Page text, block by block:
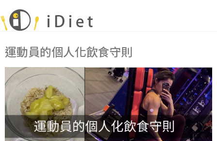
運動員的個人化飲食守則